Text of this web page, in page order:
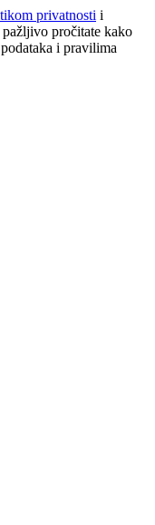
privatnosti i
pročitate kako
i pravilima